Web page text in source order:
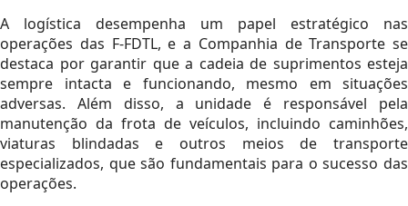
A logística desempenha um papel estratégico nas
operações das F-FDTL, e a Companhia de Transporte se
destaca por garantir que a cadeia de suprimentos esteja
sempre intacta e funcionando, mesmo em situações
adversas. Além disso, a unidade é responsável pela
manutenção da frota de veículos, incluindo caminhões,
viaturas blindadas e outros meios de transporte
especializados, que são fundamentais para o sucesso das
operações.